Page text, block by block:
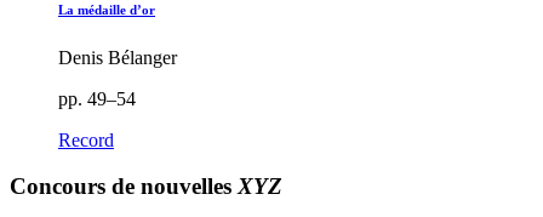
La médaille d’or
Denis Bélanger
pp. 49–54
Record
Concours de nouvellesXYZ